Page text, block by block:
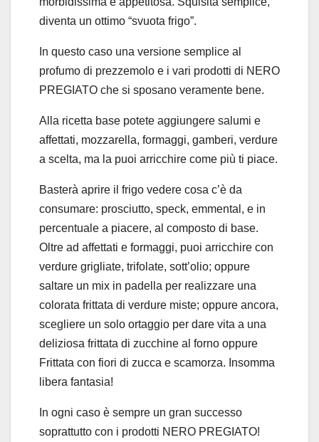
diventa un ottimo “svuota frigo”.
In questo caso una versione semplice al
profumo di prezzemolo e i vari prodotti di NERO
PREGIATO che si sposano veramente bene.
Alla ricetta base potete aggiungere salumi e
affettati, mozzarella, formaggi, gamberi, verdure
a scelta, ma la puoi arricchire come più ti piace.
Basterà aprire il frigo vedere cosa c’è da
consumare: prosciutto, speck, emmental, e in
percentuale a piacere, al composto di base.
Oltre ad affettati e formaggi, puoi arricchire con
verdure grigliate, trifolate, sott’olio; oppure
saltare un mix in padella per realizzare una
colorata frittata di verdure miste; oppure ancora,
scegliere un solo ortaggio per dare vita a una
deliziosa frittata di zucchine al forno oppure
Frittata con fiori di zucca e scamorza. Insomma
libera fantasia!
In ogni caso è sempre un gran successo
soprattutto con i prodotti NERO PREGIATO!